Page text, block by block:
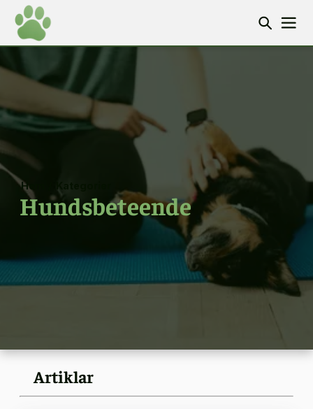
Hem
Hundsbeteende
Artiklar